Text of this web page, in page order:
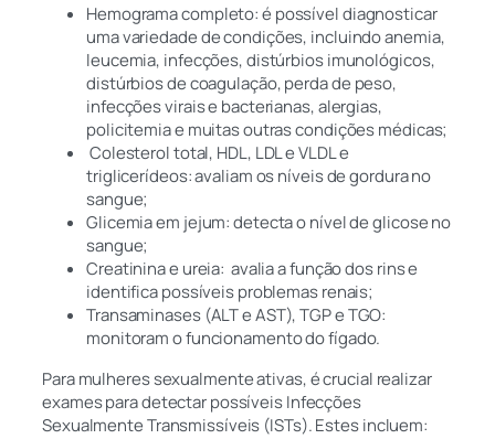
Hemograma completo: é possível diagnosticar
uma variedade de condições, incluindo anemia,
leucemia, infecções, distúrbios imunológicos,
distúrbios de coagulação,perda de peso,
infecções virais e bacterianas, alergias,
policitemia e muitas outras condições médicas;
Colesterol total, HDL, LDL e VLDL e
triglicerídeos: avaliam os níveis de gordura no
sangue;
Glicemia em jejum: detecta o nível de glicose no
sangue;
Creatinina e ureia: avalia a função dos rins e
identifica possíveis problemas renais;
Transaminases (ALT e AST), TGP e TGO:
monitoram o funcionamento do fígado.
Para mulheres sexualmente ativas, é crucial realizar
exames para detectar possíveis Infecções
Sexualmente Transmissíveis (ISTs). Estes incluem: